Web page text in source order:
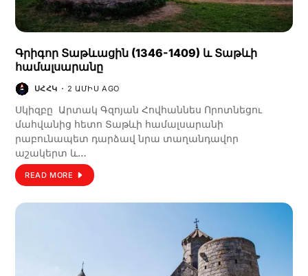
Գրիգոր Տաթևացին (1346-1409) և Տաթևի
համալսարանը
ՍՀՀԿ 2 ԱՄԻՍ AGO
Սկիզբը Արտակ Գզոյան Հովհաննես Որոտնեցու
մահվանից հետո Տաթևի համալսարանի
րաբունապետ դարձավ նրա տաղանդավոր
աշակերտ և…
READ MORE